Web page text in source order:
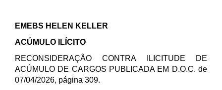
EMEBS HELEN KELLER
ACÚMULO ILÍCITO
RECONSIDERAÇÃO CONTRA ILICITUDE DE
ACÚMULO DE CARGOS PUBLICADA EM D.O.C. de
07/04/2026, página 309.